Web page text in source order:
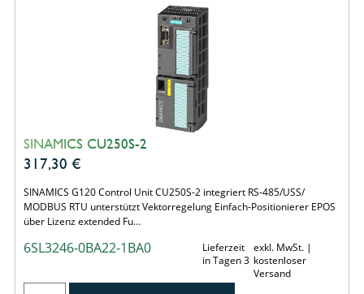
SINAMICS CU250S-2
317,30 €
SINAMICS G120 Control Unit CU250S-2 integriert RS-485/USS/
MODBUS RTU unterstützt Vektorregelung Einfach-Positionierer EPOS
über Lizenz extended Fu…
6SL3246-0BA22-1BA0
Lieferzeit
in Tagen 3
exkl. MwSt. |
kostenloser
Versand